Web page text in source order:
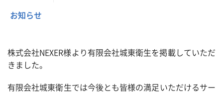
お知らせ
株式会社NEXER様より有限会社城東衛生を掲載していただ
きました。
有限会社城東衛生では今後とも皆様の満足いただけるサー